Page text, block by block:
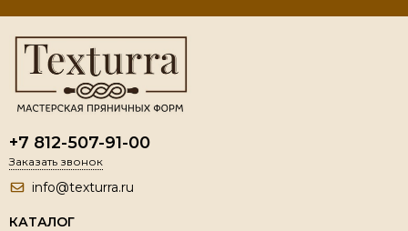
+7 812-507-91-00
Заказать звонок
info@texturra.ru
КАТАЛОГ